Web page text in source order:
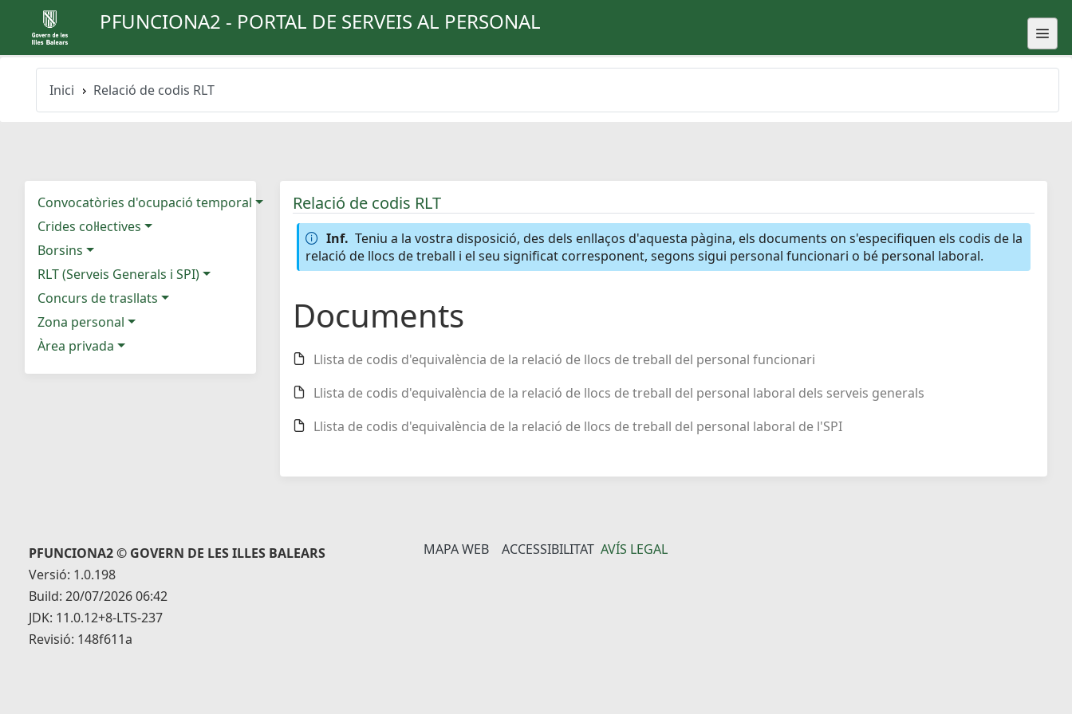
PFUNCIONA2 - PORTAL DE SERVEIS AL PERSONAL
Inici Relació de codis RLT
Convocatòries d'ocupació temporal
Crides col·lectives
Borsins
RLT (Serveis Generals i SPI)
Concurs de trasllats
Zona personal
Àrea privada
Relació de codis RLT
Inf. Teniu a la vostra disposició, des dels enllaços d'aquesta pàgina, els documents on s'especifiquen els codis de la
relació de llocs de treball i el seu significat corresponent, segons sigui personal funcionari o bé personal laboral.
Documents
Llista de codis d'equivalència de la relació de llocs de treball del personal funcionari
Llista de codis d'equivalència de la relació de llocs de treball del personal laboral dels serveis generals
Llista de codis d'equivalència de la relació de llocs de treball del personal laboral de l'SPI
PFUNCIONA2 © GOVERN DE LES ILLES BALEARS
Versió: 1.0.198
Build: 20/07/2026 06:42
JDK: 11.0.12+8-LTS-237
Revisió: 148f611a
MAPA WEB ACCESSIBILITAT AVÍS LEGAL